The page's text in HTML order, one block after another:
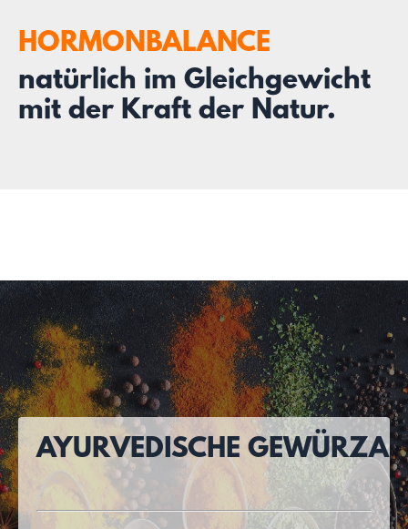
HORMONBALANCE
natürlich im Gleichgewicht
mit der Kraft der Natur.
AYURVEDISCHE